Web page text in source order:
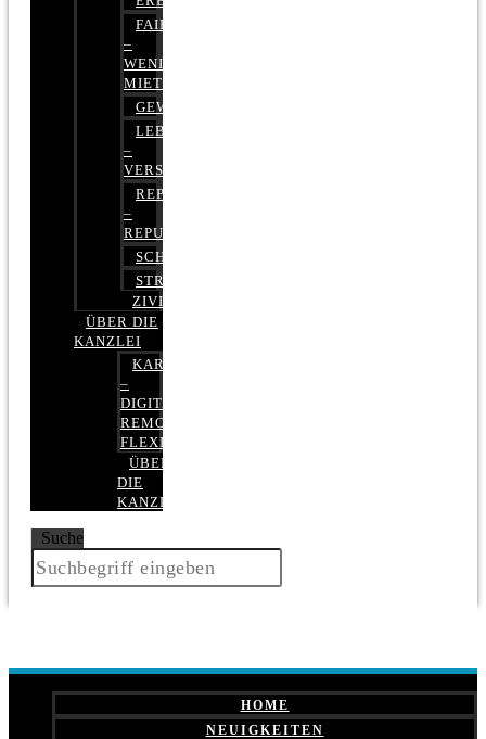
FAIRMIETEN
–
WENIGER
MIETE
GEWERBERECHT
LEBENSVERSICHERUNG
–
VERSICHERUNGSRECHT
REPUTATIONSRECHT
–
REPUTATIONSMANAGEMENT
SCHUFARECHT
STRAFRECHT
ZIVILRECHT
ÜBER DIE
KANZLEI
KARRIERE
–
DIGITAL,
REMOTE,
FLEXIBEL
ÜBER
DIE
KANZLEI
Suche
HOME
NEUIGKEITEN